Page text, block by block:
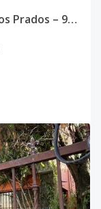
🏢 Local Comercial en Alquiler en Los Prados – 90 m² | Primer Nivel